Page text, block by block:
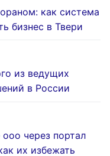
как система
бизнес в Твери
из ведущих
в России
через портал
их избежать